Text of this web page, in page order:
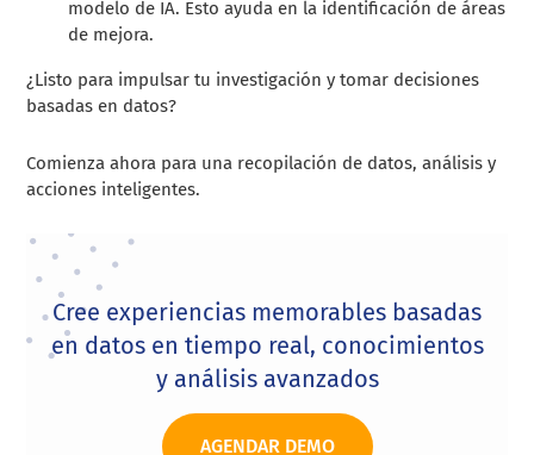
modelo de IA. Esto ayuda en la identificación de áreas
de mejora.
¿Listo para impulsar tu investigación y tomar decisiones
basadas en datos?
Comienza ahora para una recopilación de datos, análisis y
acciones inteligentes.
Cree experiencias memorables basadas
en datos en tiempo real, conocimientos
y análisis avanzados
AGENDAR DEMO